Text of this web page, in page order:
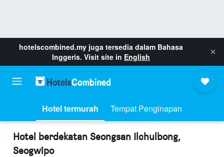
hotelscombined.my juga tersedia dalam Bahasa
Inggeris. Visit site in English
Hotel termurah Tempat Penginapan
Hotel berdekatan Seongsan Ilchulbong,
Seogwipo